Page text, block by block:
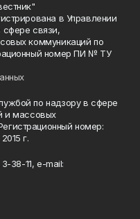
в Управлении
связи,
коммуникаций по
номер ПИ № ТУ
по надзору в сфере
и массовых
номер:
г.
38-11, e-mail: